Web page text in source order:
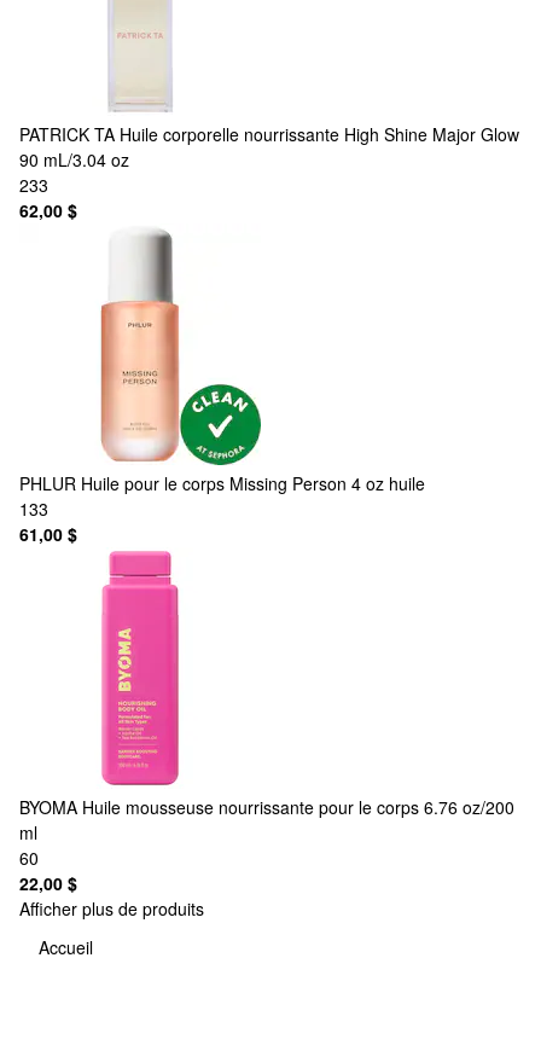
PATRICK TA Huile corporelle nourrissante High Shine Major Glow
90 mL/3.04 oz
233
62,00 $
PHLUR Huile pour le corps Missing Person 4 oz huile
133
61,00 $
BYOMA Huile mousseuse nourrissante pour le corps 6.76 oz/200
ml
60
22,00 $
Afficher plus de produits
Accueil